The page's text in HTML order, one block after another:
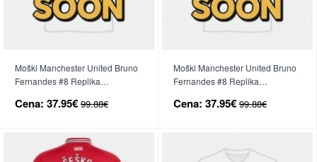
Moški Manchester United Bruno
Fernandes #8 Replika
27 Kratek Rokav
Cena: 37.95€ 99.88€
Moški Manchester United Bruno
Fernandes #8 Replika
Kratek Rokav
Cena: 37.95€ 99.88€